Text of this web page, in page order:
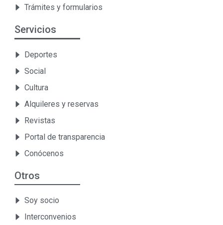
Trámites y formularios
Servicios
Deportes
Social
Cultura
Alquileres y reservas
Revistas
Portal de transparencia
Conócenos
Otros
Soy socio
Interconvenios